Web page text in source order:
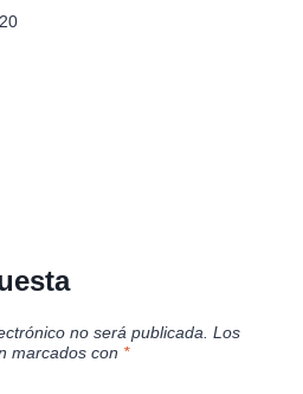
no será publicada. Los
marcados con *